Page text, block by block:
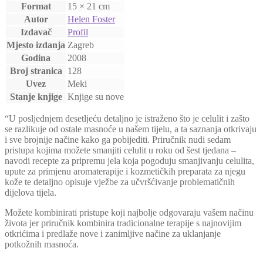
Format
15 × 21 cm
Autor
Helen Foster
Izdavač
Profil
Mjesto izdanja Zagreb
Godina
2008
Broj stranica
128
Uvez
Meki
Stanje knjige Knjige su nove
“U posljednjem desetljeću detaljno je istraženo što je celulit i zašto
se razlikuje od ostale masnoće u našem tijelu, a ta saznanja otkrivaju
i sve brojnije načine kako ga pobijediti. Priručnik nudi sedam
pristupa kojima možete smanjiti celulit u roku od šest tjedana –
navodi recepte za pripremu jela koja pogoduju smanjivanju celulita,
upute za primjenu aromaterapije i kozmetičkih preparata za njegu
kože te detaljno opisuje vježbe za učvršćivanje problematičnih
dijelova tijela.
Možete kombinirati pristupe koji najbolje odgovaraju vašem načinu
života jer priručnik kombinira tradicionalne terapije s najnovijim
otkrićima i predlaže nove i zanimljive načine za uklanjanje
potkožnih masnoća.